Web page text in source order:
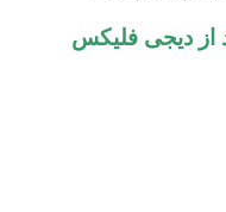
از دیجی فلیکس